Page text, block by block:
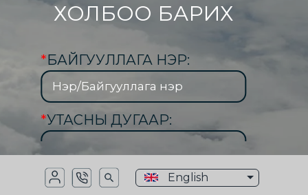
English
ХОЛБОО БАРИХ
*БАЙГУУЛЛАГА НЭР:
*УТАСНЫ ДУГААР:
ИМЭЙЛ